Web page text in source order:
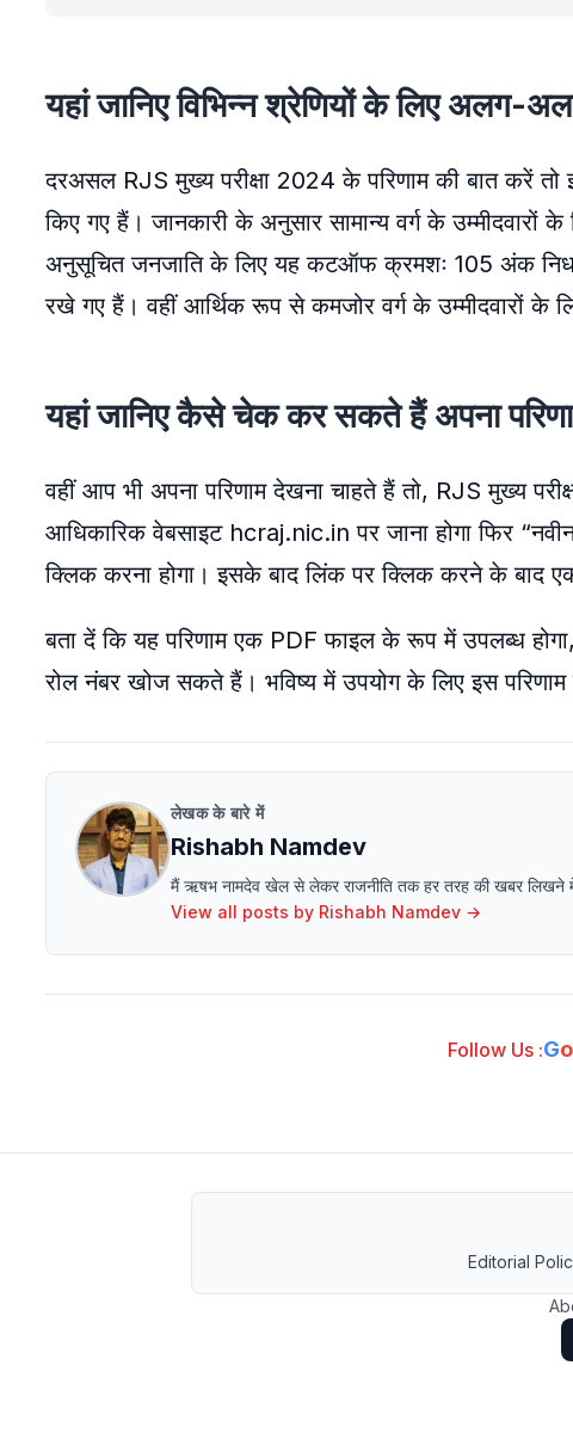
यहां जानिए विभिन्न श्रेणियों के लिए
दरअसल RJS मुख्य परीक्षा 2024 के परिणाम की बात करें तो
किए गए हैं। जानकारी के अनुसार सामान्य वर्ग के
अनुसूचित जनजाति के लिए यह कटऑफ क्रमशः 105 अंक
रखे गए हैं। वहीं आर्थिक रूप से कमजोर वर्ग के उम्मीदवारों के
यहां जानिए कैसे चेक कर सकते हैं अपना
वहीं आप भी अपना परिणाम देखना चाहते हैं तो, RJS मुख्य
आधिकारिक वेबसाइट hcraj.nic.in पर जाना होगा फिर
क्लिक करना होगा। इसके बाद लिंक पर क्लिक करने के बाद
बता दें कि यह परिणाम एक PDF फाइल के रूप में उपलब्ध
रोल नंबर खोज सकते हैं। भविष्य में उपयोग के लिए इस
लेखक के बारे में
Rishabh Namdev
मैं ऋषभ नामदेव खेल से लेकर राजनीति तक हर तरह की खबर लिखने
View all posts by Rishabh Namdev →
Follow Us :Go
Editorial